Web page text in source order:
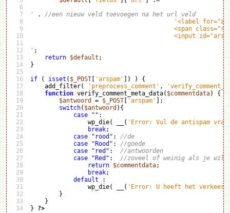
6
7
8
10
11
12
13
15
16
17
18
20
21
22
23
25
26
27
28
30
31
32
33
'
.
//een nieuw veld toevoegen na het url veld
'<label
<span
<input id="arspam" type="text"
' ;
return $default ;
}
if
( isset ( $_POST 'arspam' ) )
{
add_filter( 'preprocess_comment' ,
function verify_comment_meta_data( $commentdata)
{
$antwoord
= $_POST 'arspam'
;
switch( $antwoord ) {
case
"" :
wp_die( ( 'Error: Vul de antispam
break;
case
"rood" :
//de
case
"Rood" :
//goede
case
"red" :
//antwoorden
case
"Red" :
//zoveel of weinig als je wil
return $commentdata;
break;
default
:
wp_die( ( 'Error: U heeft het
}
}
}
?>